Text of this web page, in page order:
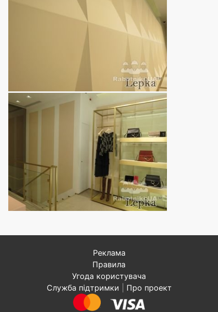
Реклама
Правила
Угода користувача
Служба підтримки
Про проект